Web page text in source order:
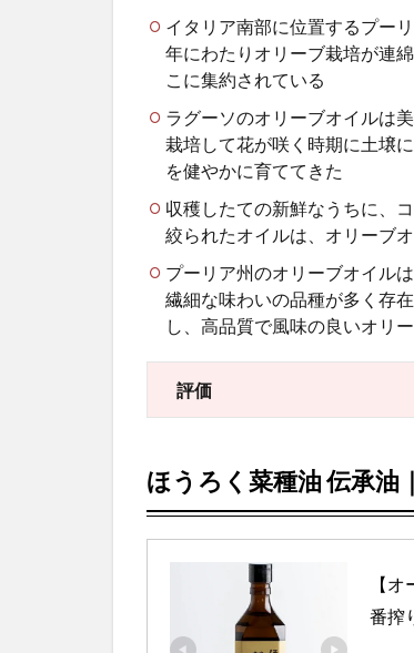
イタリア南部に位置するプー
年にわたりオリーブ栽培が連
こに集約されている
ラグーソのオリーブオイルは
栽培して花が咲く時期に土壌
を健やかに育ててきた
収穫したての新鮮なうちに、
絞られたオイルは、オリーブ
プーリア州のオリーブオイル
繊細な味わいの品種が多く存在
し、高品質で風味の良いオリ
評価
ほうろく菜種油伝承油｜
【
番搾